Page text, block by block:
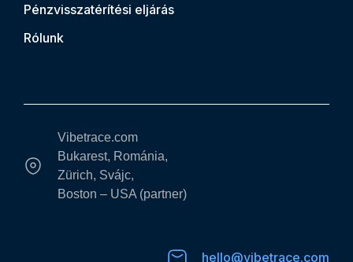
Pénzvisszatérítési eljárás
Rólunk
Vibetrace.com
Bukarest, Románia,
Zürich, Svájc,
Boston – USA (partner)
hello@vibetrace.com